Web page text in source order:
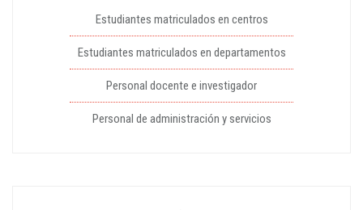
Estudiantes matriculados en centros
Estudiantes matriculados en departamentos
Personal docente e investigador
Personal de administración y servicios